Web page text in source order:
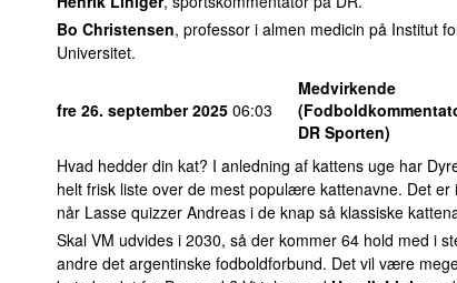
Bo Christensen, professor i almen medicin på Institut
Universitet.
fre 26. september 2025 06:03
Medvirkende
DR Sporten)
Hvad hedder din kat? I anledning af kattens uge har
helt frisk liste over de mest populære kattenavne. Det
når Lasse quizzer Andreas i de knap så klassiske
Skal VM udvides i 2030, så der kommer 64 hold med i
andre det argentinske fodboldforbund. Det vil være